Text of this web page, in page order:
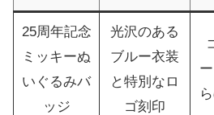
25周年記念
ミッキーぬ
いぐるみバ
ッジ
光沢のある
ブルー衣装
と特別なロ
ゴ刻印